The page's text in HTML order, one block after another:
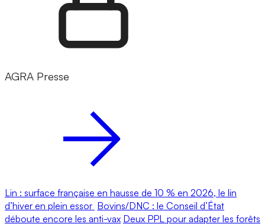
AGRA Presse
Lin : surface française en hausse de 10 % en 2026, le lin
d’hiver en plein essor Bovins/DNC : le Conseil d’État
déboute encore les anti-vax Deux PPL pour adapter les forêts